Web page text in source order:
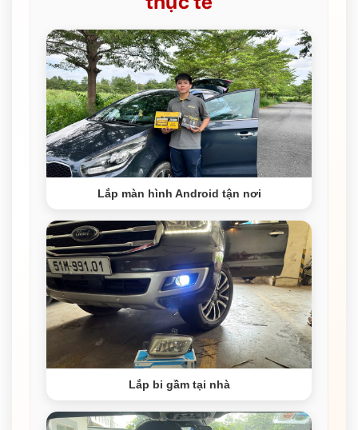
Lắp màn hình Android tận nơi
Lắp bi gầm tại nhà